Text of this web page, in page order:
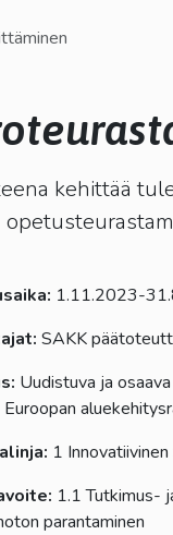
kehittää
1.11.2023-
SAKK
Uudistuva ja
1 Innovatiivinen
1.1 Tutkimus-
parantaminen